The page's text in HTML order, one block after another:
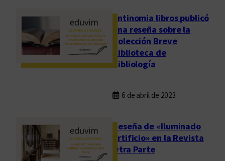
Antinomia libros publicó
una reseña sobre la
Colección Breve
Biblioteca de
Bibliología
6 de abril de 2023
Reseña de «Iluminado
artificio» en la Revista
Otra Parte